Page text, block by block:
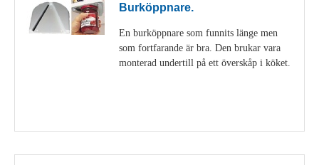
Burköppnare.
En burköppnare som funnits länge men
som fortfarande är bra. Den brukar vara
monterad undertill på ett överskåp i köket.